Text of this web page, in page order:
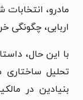
مادرو،
اربابی،
با این حال،
تحلیل ساختاری
بنیادین در